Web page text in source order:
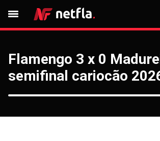
Flamengo 3 x 0
semifinal cariocão